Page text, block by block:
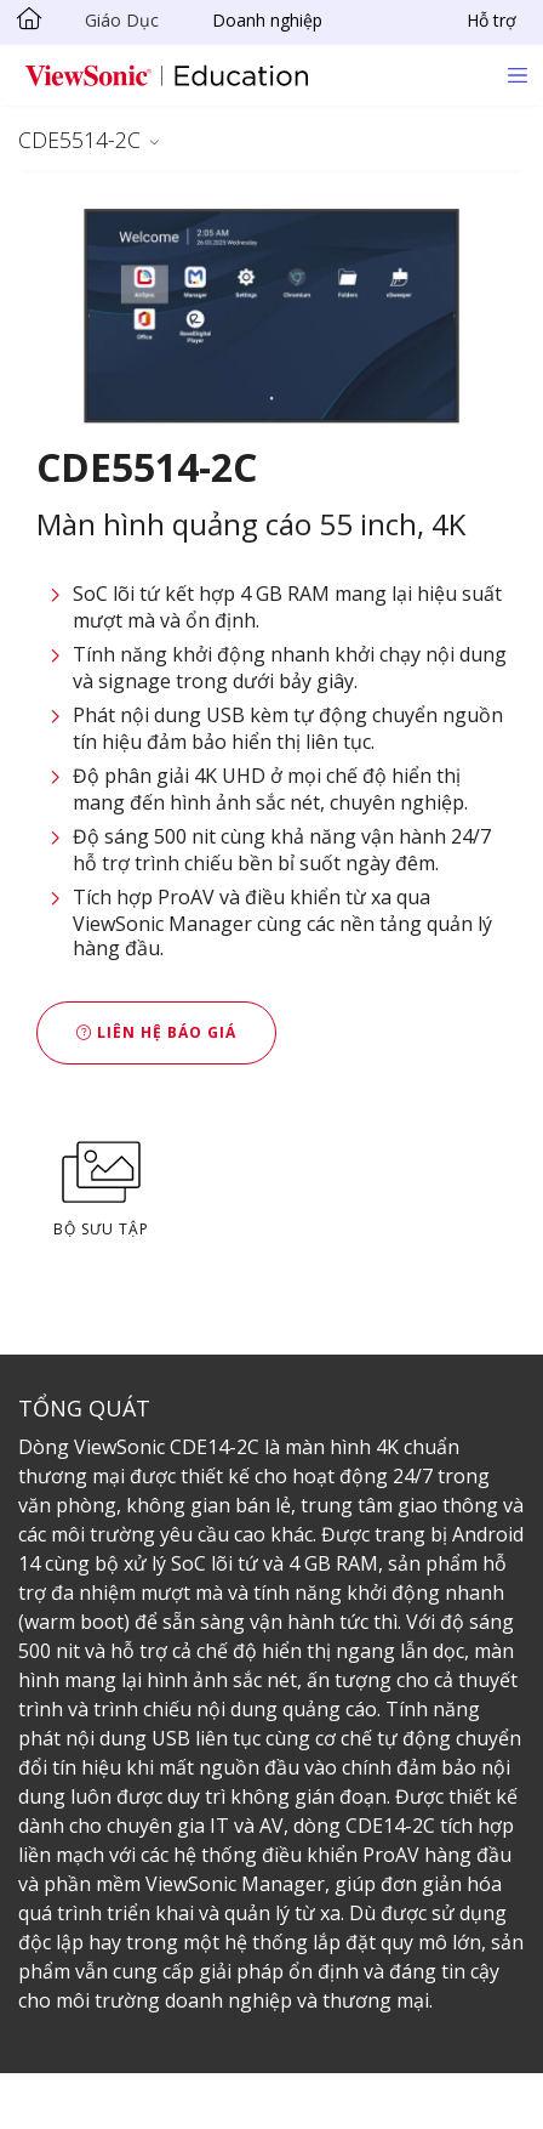
Chuyển đến nội dung chính
Giáo Dục Doanh nghiệp Hỗ trợ
CDE5514-2C
CDE5514-2C
Màn hình quảng cáo 55 inch, 4K
SoC lõi tứ kết hợp 4 GB RAM mang lại hiệu suất
mượt mà và ổn định.
Tính năng khởi động nhanh khởi chạy nội dung
và signage trong dưới bảy giây.
Phát nội dung USB kèm tự động chuyển nguồn
tín hiệu đảm bảo hiển thị liên tục.
Độ phân giải 4K UHD ở mọi chế độ hiển thị
mang đến hình ảnh sắc nét, chuyên nghiệp.
Độ sáng 500 nit cùng khả năng vận hành 24/7
hỗ trợ trình chiếu bền bỉ suốt ngày đêm.
Tích hợp ProAV và điều khiển từ xa qua
ViewSonic Manager cùng các nền tảng quản lý
hàng đầu.
LIÊN HỆ BÁO GIÁ
BỘ SƯU TẬP
TỔNG QUÁT
Dòng ViewSonic CDE14-2C là màn hình 4K chuẩn
thương mại được thiết kế cho hoạt động 24/7 trong
văn phòng, không gian bán lẻ, trung tâm giao thông và
các môi trường yêu cầu cao khác. Được trang bị Android
14 cùng bộ xử lý SoC lõi tứ và 4 GB RAM, sản phẩm hỗ
trợ đa nhiệm mượt mà và tính năng khởi động nhanh
(warm boot) để sẵn sàng vận hành tức thì. Với độ sáng
500 nit và hỗ trợ cả chế độ hiển thị ngang lẫn dọc, màn
hình mang lại hình ảnh sắc nét, ấn tượng cho cả thuyết
trình và trình chiếu nội dung quảng cáo. Tính năng
phát nội dung USB liên tục cùng cơ chế tự động chuyển
đổi tín hiệu khi mất nguồn đầu vào chính đảm bảo nội
dung luôn được duy trì không gián đoạn. Được thiết kế
dành cho chuyên gia IT và AV, dòng CDE14-2C tích hợp
liền mạch với các hệ thống điều khiển ProAV hàng đầu
và phần mềm ViewSonic Manager, giúp đơn giản hóa
quá trình triển khai và quản lý từ xa. Dù được sử dụng
độc lập hay trong một hệ thống lắp đặt quy mô lớn, sản
phẩm vẫn cung cấp giải pháp ổn định và đáng tin cậy
cho môi trường doanh nghiệp và thương mại.